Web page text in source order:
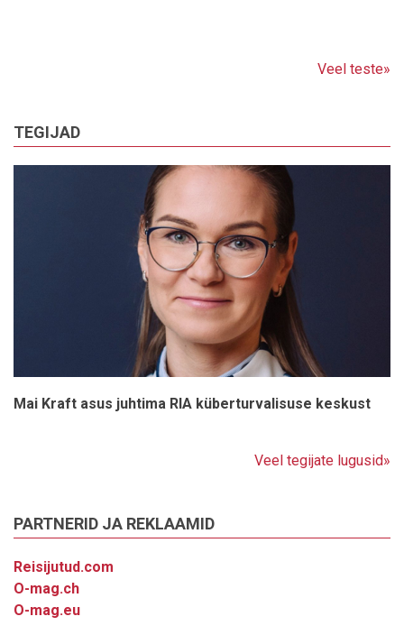
Veel teste»
TEGIJAD
Mai Kraft asus juhtima RIA küberturvalisuse keskust
Veel tegijate lugusid»
PARTNERID JA REKLAAMID
Reisijutud.com
O-mag.ch
O-mag.eu